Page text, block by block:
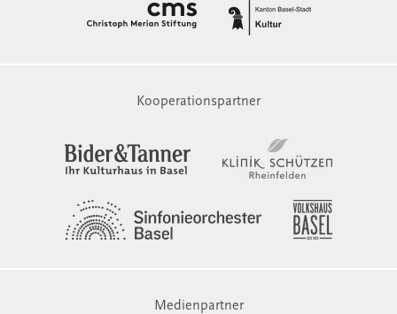
Kooperationspartner
Medienpartner